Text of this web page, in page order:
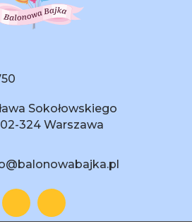
Sokołowskiego
02-324 Warszawa